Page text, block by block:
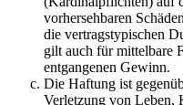
vorhersehbaren
die vertragstypischen
gilt auch für mittelbare
entgangenen Gewinn.
Die Haftung ist
Verletzung von Leben,